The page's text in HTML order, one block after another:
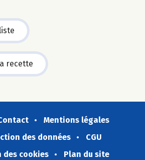
recette
Mentions légales
des données
CGU
des cookies
Plan du site